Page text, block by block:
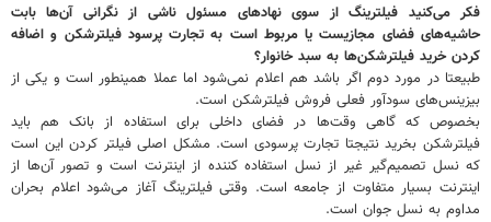
فکر می‌کنید فیلترینگ از سوی نهادهای مسئول ناشی از نگرانی آن‌ها بابت
حاشیه‌های فضای مجازیست یا مربوط است به تجارت پرسود فیلترشکن و اضافه
کردن خرید فیلترشکن‌ها به سبد خانوار؟
طبیعتا در مورد دوم اگر باشد هم اعلام نمی‌شود اما عملا همینطور است و یکی از
بیزینس‌های سودآور فعلی فروش فیلترشکن است.
بخصوص که گاهی وقت‌ها در فضای داخلی برای استفاده از بانک هم باید
فیلترشکن بخرید نتیجتا تجارت پرسودی است. مشکل اصلی فیلتر کردن این است
که نسل تصمیم‌گیر غیر از نسل استفاده کننده از اینترنت است و تصور آن‌ها از
اینترنت بسیار متفاوت از جامعه است. وقتی فیلترینگ آغاز می‌شود اعلام بحران
مداوم به نسل جوان است.